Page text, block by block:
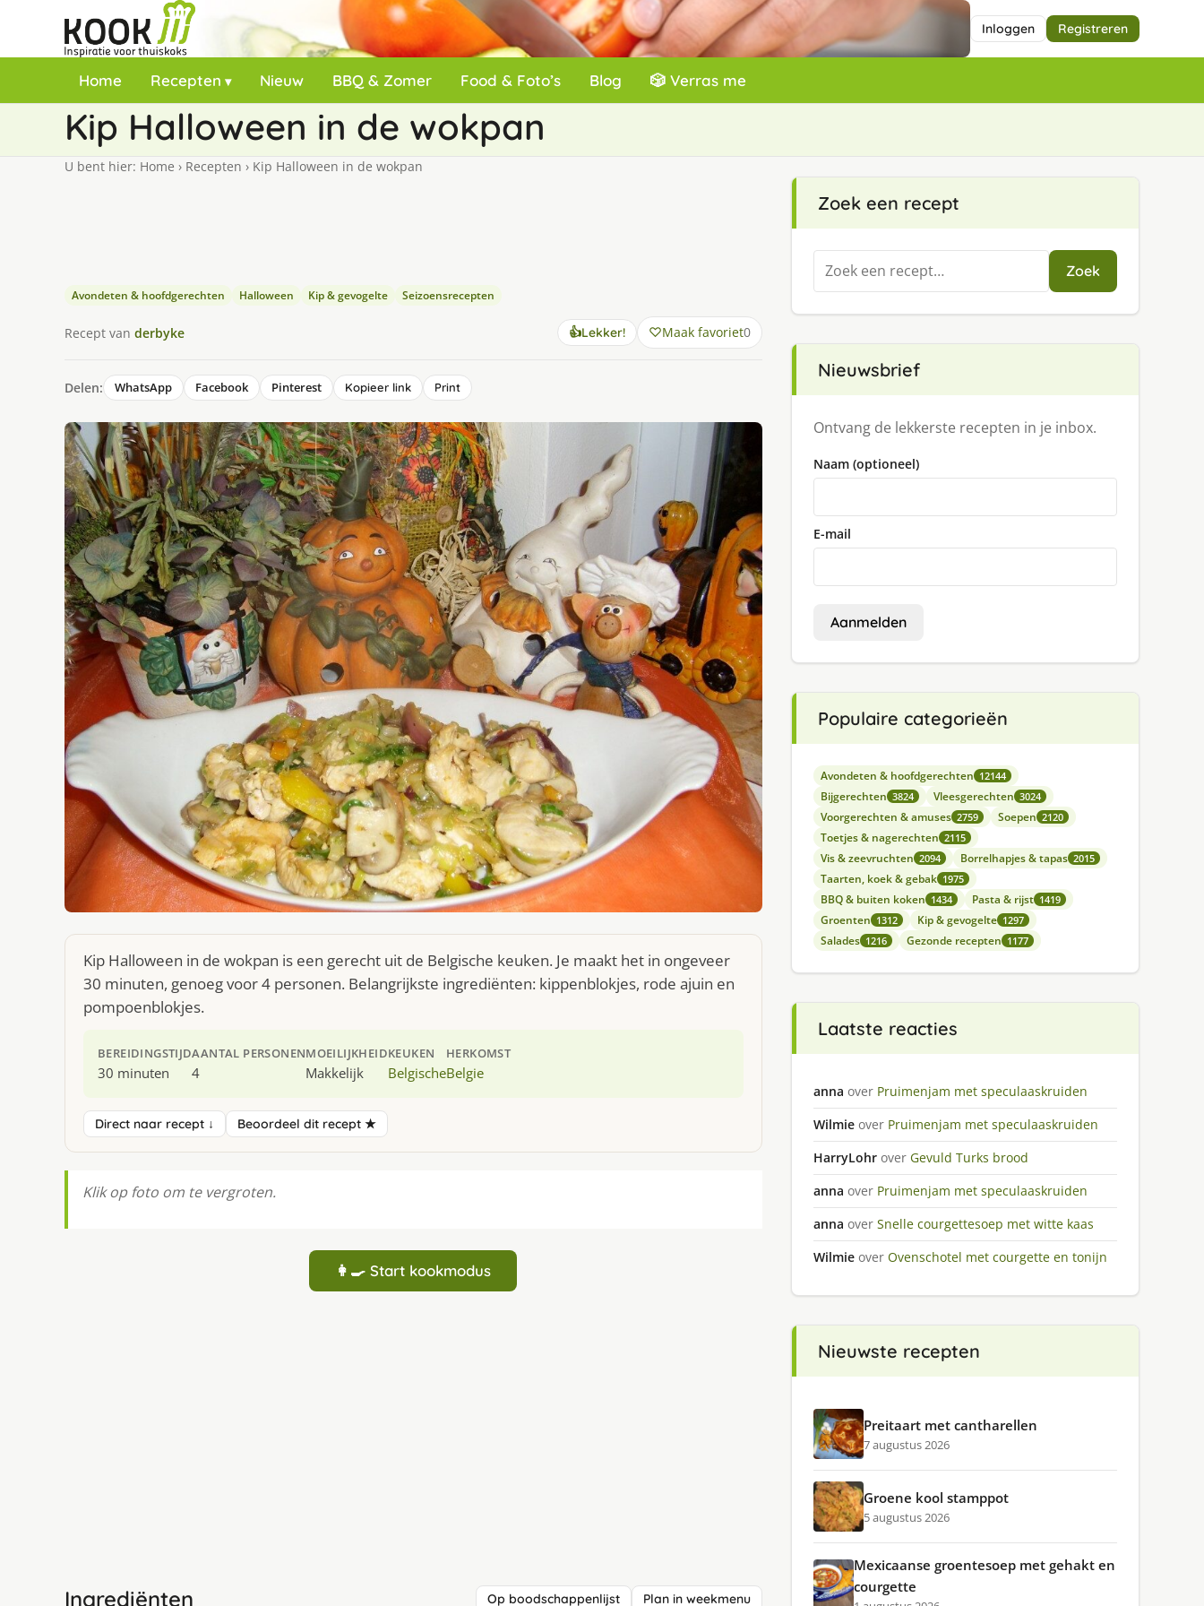
Inloggen Registreren
Home Recepten Nieuw BBQ & Zomer Food & Foto’s Blog 🎲 Verras me
Kip Halloween in de wokpan
U bent hier: Home › Recepten › Kip Halloween in de wokpan
Avondeten & hoofdgerechten Halloween Kip & gevogelte Seizoensrecepten
Recept van derbyke 👍Lekker! Maak favoriet0
Delen: WhatsApp Facebook Pinterest Kopieer link Print
Kip Halloween in de wokpan is een gerecht uit de Belgische keuken. Je maakt het in ongeveer
30 minuten, genoeg voor 4 personen. Belangrijkste ingrediënten: kippenblokjes, rode ajuin en
pompoenblokjes.
BEREIDINGSTIJD
30 minuten
AANTAL PERSONEN
4
MOEILIJKHEID
Makkelijk
KEUKEN
Belgische
HERKOMST
Belgie
Direct naar recept ↓ Beoordeel dit recept ★
Klik op foto om te vergroten.
👩‍🍳 Start kookmodus
Ingrediënten Op boodschappenlijst Plan in weekmenu
Zoek een recept
Zoeken
naar:
Zoek
Nieuwsbrief
Ontvang de lekkerste recepten in je inbox.
Naam (optioneel)
E-mail
Aanmelden
Populaire categorieën
Avondeten & hoofdgerechten 12144
Bijgerechten 3824 Vleesgerechten 3024
Voorgerechten & amuses 2759 Soepen 2120
Toetjes & nagerechten 2115
Vis & zeevruchten 2094 Borrelhapjes & tapas 2015
Taarten, koek & gebak 1975
BBQ & buiten koken 1434 Pasta & rijst 1419
Groenten 1312 Kip & gevogelte 1297
Salades 1216 Gezonde recepten 1177
Laatste reacties
anna over Pruimenjam met speculaaskruiden
Wilmie over Pruimenjam met speculaaskruiden
HarryLohr over Gevuld Turks brood
anna over Pruimenjam met speculaaskruiden
anna over Snelle courgettesoep met witte kaas
Wilmie over Ovenschotel met courgette en tonijn
Nieuwste recepten
Preitaart met cantharellen
7 augustus 2026
Groene kool stamppot
5 augustus 2026
Mexicaanse groentesoep met gehakt en
courgette